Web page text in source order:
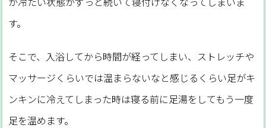
す。
そこで、入浴してから時間が経ってしまい、ストレッチや
マッサージくらいでは温まらないなと感じるくらい足がキ
ンキンに冷えてしまった時は寝る前に足湯をしてもう一度
足を温めます。